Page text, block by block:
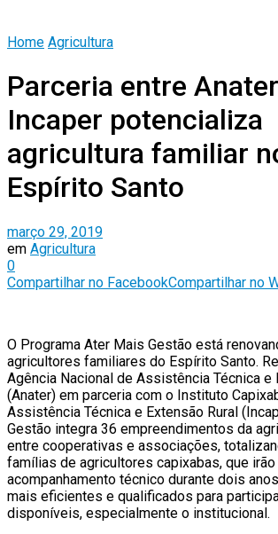
Home Agricultura
Parceria entre
Incaper potencializa
agricultura familiar
Espírito Santo
março 29, 2019
em Agricultura
0
Compartilhar no FacebookCompartilhar no
O Programa Ater Mais Gestão está
agricultores familiares do Espírito Santo.
Agência Nacional de Assistência Técnica e
(Anater) em parceria com o Instituto
Assistência Técnica e Extensão Rural
Gestão integra 36 empreendimentos da
entre cooperativas e associações,
famílias de agricultores capixabas, que
acompanhamento técnico durante dois
mais eficientes e qualificados para
disponíveis, especialmente o institucional.